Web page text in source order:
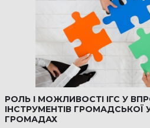
РОЛЬ І МОЖЛИВОСТІ ІГС У
ІНСТРУМЕНТІВ ГРОМАДСЬКОЇ
ГРОМАДАХ